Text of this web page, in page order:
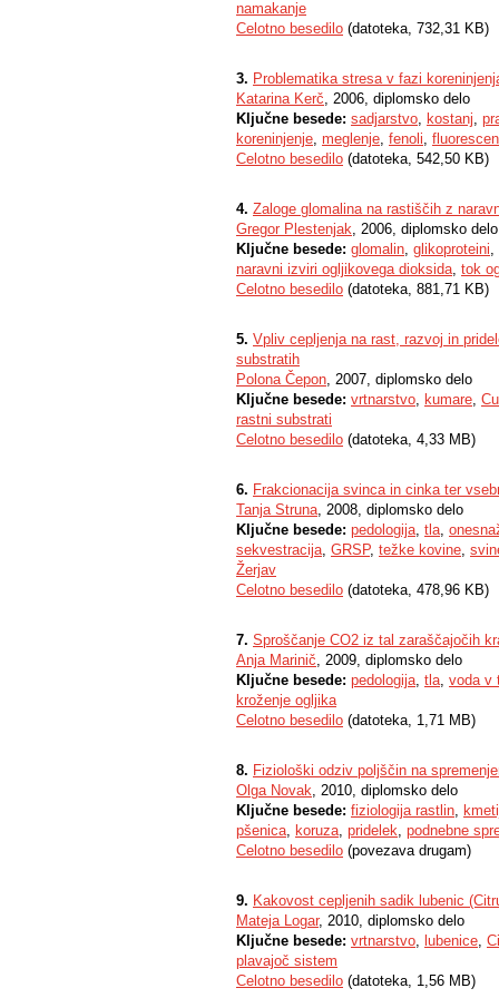
namakanje
Celotno besedilo (datoteka, 732,31 KB)
3. Problematika stresa v fazi
Katarina Kerč, 2006, diplomsko delo
Ključne besede: sadjarstvo, kostanj,
koreninjenje, meglenje, fenoli,
Celotno besedilo (datoteka, 542,50 KB)
4. Zaloge glomalina na rastiščih z
Gregor Plestenjak, 2006, diplomsko delo
Ključne besede: glomalin, glikoproteini,
naravni izviri ogljikovega dioksida, tok
Celotno besedilo (datoteka, 881,71 KB)
5. Vpliv cepljenja na rast, razvoj in
substratih
Polona Čepon, 2007, diplomsko delo
Ključne besede: vrtnarstvo, kumare,
rastni substrati
Celotno besedilo (datoteka, 4,33 MB)
6. Frakcionacija svinca in cinka ter
Tanja Struna, 2008, diplomsko delo
Ključne besede: pedologija, tla,
sekvestracija, GRSP, težke kovine,
Žerjav
Celotno besedilo (datoteka, 478,96 KB)
7. Sproščanje CO2 iz tal zaraščajočih
Anja Marinič, 2009, diplomsko delo
Ključne besede: pedologija, tla, voda v
kroženje ogljika
Celotno besedilo (datoteka, 1,71 MB)
8. Fiziološki odziv poljščin na
Olga Novak, 2010, diplomsko delo
Ključne besede: fiziologija rastlin,
pšenica, koruza, pridelek, podnebne
Celotno besedilo (povezava drugam)
9. Kakovost cepljenih sadik lubenic
Mateja Logar, 2010, diplomsko delo
Ključne besede: vrtnarstvo, lubenice,
plavajoč sistem
Celotno besedilo (datoteka, 1,56 MB)